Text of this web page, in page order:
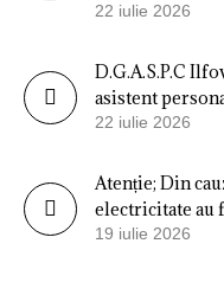
22 iulie 2026
D.G.A.S.P.C
asistent
22 iulie 2026
Atenție; Din
electricitate au
19 iulie 2026